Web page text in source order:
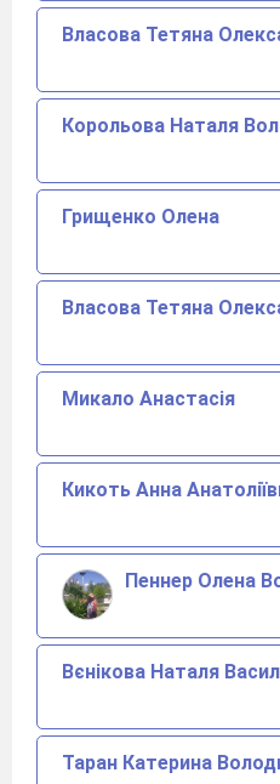
Власова Тетяна
Корольова Наталя
Грищенко Олена
Власова Тетяна
Микало Анастасія
Кикоть Анна
Пеннер Олена
Вєнікова Наталя
Таран Катерина